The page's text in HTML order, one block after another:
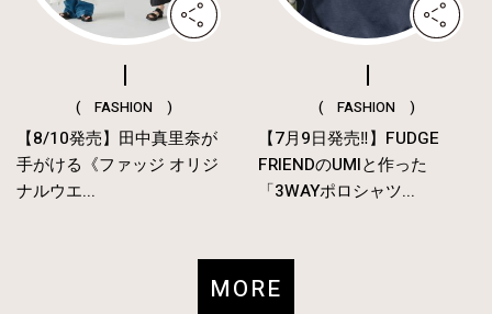
( FASHION )
【8/10発売】田中真里奈が
手がける《ファッジ オリジ
ナルウエ...
( FASHION )
【7月9日発売‼︎】FUDGE
FRIENDのUMIと作った
「3WAYポロシャツ...
MORE